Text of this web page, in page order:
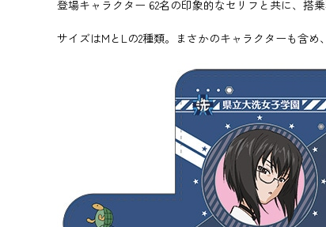
登場キャラクター 62名の印象的なセリフと共に、搭
サイズはMとLの2種類。まさかのキャラクターも含め